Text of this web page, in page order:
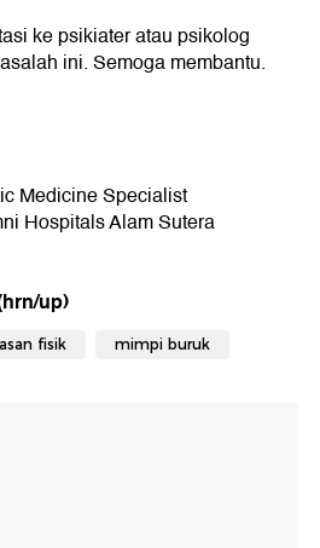
ke psikiater atau psikolog
ini. Semoga membantu.
Medicine Specialist
Hospitals Alam Sutera
up)
fisik mimpi buruk